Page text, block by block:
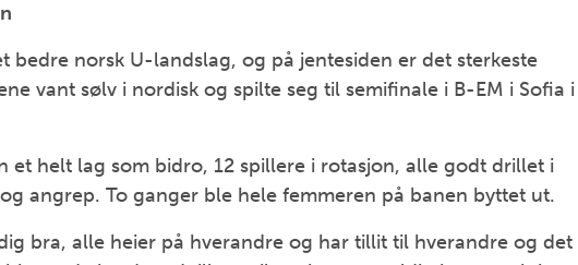
bedre norsk U-landslag, og på jentesiden er det sterkeste
vant sølv i nordisk og spilte seg til semifinale i B-EM i Sofia i
et helt lag som bidro, 12 spillere i rotasjon, alle godt drillet i
angrep. To ganger ble hele femmeren på banen byttet ut.
bra, alle heier på hverandre og har tillit til hverandre og det